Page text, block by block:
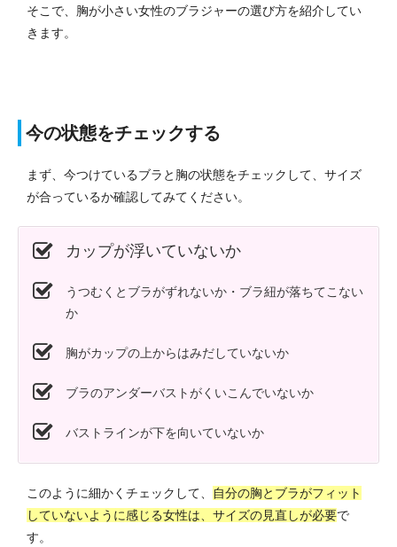
そこで、胸が小さい女性のブラジャーの選び方を紹介してい
きます。
今の状態をチェックする
まず、今つけているブラと胸の状態をチェックして、サイズ
が合っているか確認してみてください。
カップが浮いていないか
うつむくとブラがずれないか・ブラ紐が落ちてこない
か
胸がカップの上からはみだしていないか
ブラのアンダーバストがくいこんでいないか
バストラインが下を向いていないか
このように細かくチェックして、
自分の胸とブラがフィット
していないように感じる女性は、サイズの見直しが必要で
す。